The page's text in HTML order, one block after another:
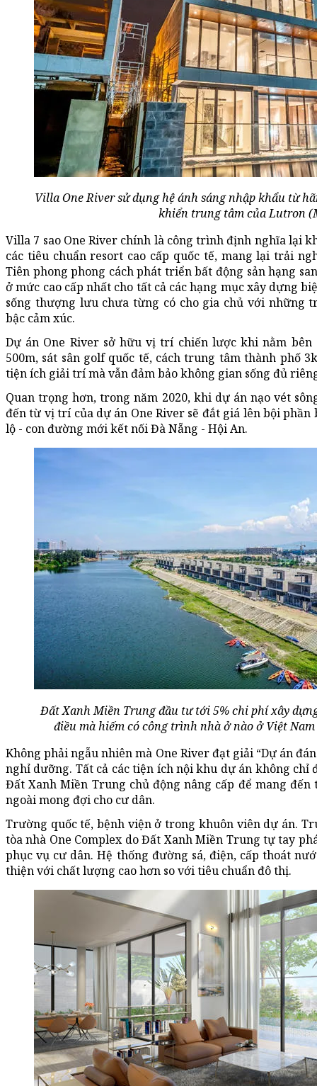
Villa One River sử dụng hệ ánh sáng nhập khẩu từ
khiển trung tâm của Lutron
Villa 7 sao One River chính là công trình định nghĩa lại
các tiêu chuẩn resort cao cấp quốc tế, mang lại trải
Tiên phong phong cách phát triển bất động sản hạng
ở mức cao cấp nhất cho tất cả các hạng mục xây dựng
sống thượng lưu chưa từng có cho gia chủ với những
bậc cảm xúc.
Dự án One River sở hữu vị trí chiến lược khi nằm bên
500m, sát sân golf quốc tế, cách trung tâm thành phố
tiện ích giải trí mà vẫn đảm bảo không gian sống đủ
Quan trọng hơn, trong năm 2020, khi dự án nạo vét
đến từ vị trí của dự án One River sẽ đắt giá lên bội
lộ - con đường mới kết nối Đà Nẵng - Hội An.
Đất Xanh Miền Trung đầu tư tới 5% chi phí xây
điều mà hiếm có công trình nhà ở nào ở Việt
Không phải ngẫu nhiên mà One River đạt giải “Dự án
nghỉ dưỡng. Tất cả các tiện ích nội khu dự án không chỉ
Đất Xanh Miền Trung chủ động nâng cấp để mang
ngoài mong đợi cho cư dân.
Trường quốc tế, bệnh viện ở trong khuôn viên dự án.
tòa nhà One Complex do Đất Xanh Miền Trung tự tay
phục vụ cư dân. Hệ thống đường sá, điện, cấp thoát
thiện với chất lượng cao hơn so với tiêu chuẩn đô thị.